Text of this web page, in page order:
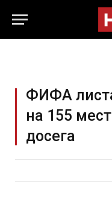
ФИФА
на 155
досега